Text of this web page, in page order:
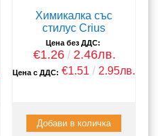
Химикалка със
стилус Crius
Цена без ДДС:
€1.26 2.46лв.
Цена с ДДС: €1.51 2.95лв.